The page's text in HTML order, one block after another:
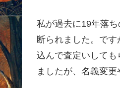
私が過去に19年落
断られました。で
込んで査定いしても
ましたが、名義変